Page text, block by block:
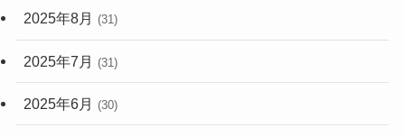
2025年8月 (31)
2025年7月 (31)
2025年6月 (30)